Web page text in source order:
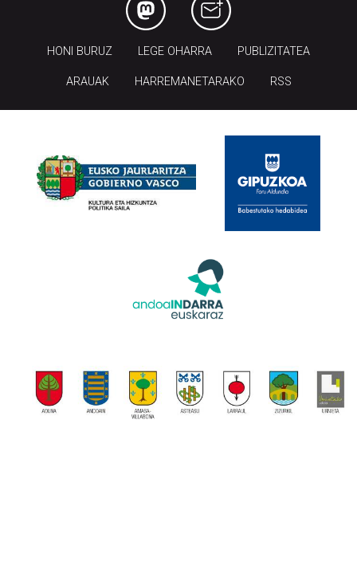
HONI BURUZ LEGE OHARRA PUBLIZITATEA
ARAUAK HARREMANETARAKO RSS